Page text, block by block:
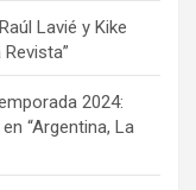
Lavié y Kike
2024:
“Argentina, La